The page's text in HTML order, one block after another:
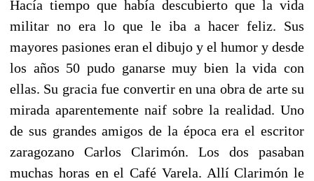
Hacía tiempo que había descubierto que la vida
militar no era lo que le iba a hacer feliz. Sus
mayores pasiones eran el dibujo y el humor y desde
los años 50 pudo ganarse muy bien la vida con
ellas. Su gracia fue convertir en una obra de arte su
mirada aparentemente naif sobre la realidad. Uno
de sus grandes amigos de la época era el escritor
zaragozano Carlos Clarimón. Los dos pasaban
muchas horas en el Café Varela. Allí Clarimón le